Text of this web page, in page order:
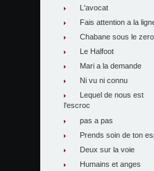
L'avocat
Fais attention a la
Chabane sous le zero
Le Halfoot
Mari a la demande
Ni vu ni connu
Lequel de nous est
l'escroc
pas a pas
Prends soin de ton
Deux sur la voie
Humains et anges